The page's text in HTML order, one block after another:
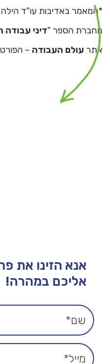
*המאמר באדיבות עו"ד הילה
מחברת הספר "דיני
אתר עולם העבודה –
אנא הזינו את
אליכם במהרה!​​​​​​​​​​​​​​